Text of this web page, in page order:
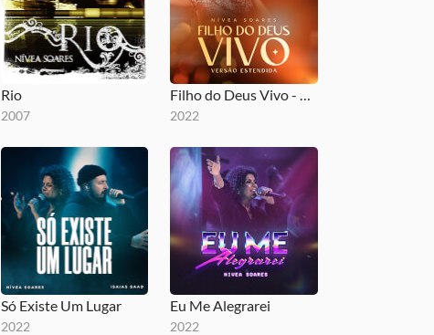
Rio
2007
Filho do Deus Vivo - Versão Estendida
2022
Só Existe Um Lugar
2022
Eu Me Alegrarei
2022